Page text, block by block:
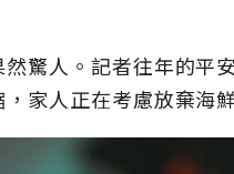
驚人。記者往年的平
家人正在考慮放棄海